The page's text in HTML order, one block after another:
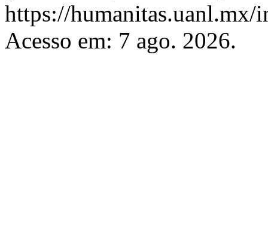
https://
Acesso em: 7 ago. 2026.